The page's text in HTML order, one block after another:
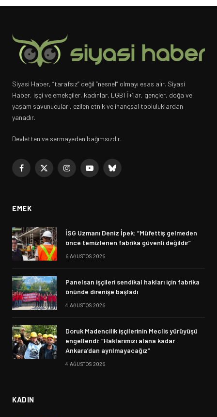
Siyasi Haber, “tarafsız” değil “nesnel” olmayı esas alır. Siyasi
Haber, işçi ve emekçiler, kadınlar, LGBTİ+’lar, gençler, doğa ve
yaşam savunucuları, ezilen etnik ve inançsal topluluklardan
yanadır.
Devletten ve sermayeden bağımsızdır.
Facebook
X
InstagramYouTubeBluesky
EMEK
İSG Uzmanı Deniz İpek: “Müfettiş gelmeden
önce temizlenen fabrika güvenli değildir”
6 AĞUSTOS 2026
Panelsan işçileri sendikal hakları için fabrika
önünde direnişe başladı
4 AĞUSTOS 2026
Doruk Madencilik işçilerinin Meclis yürüyüşü
engellendi: “Haklarımızı alana kadar
Ankara’dan ayrılmayacağız”
4 AĞUSTOS 2026
KADIN